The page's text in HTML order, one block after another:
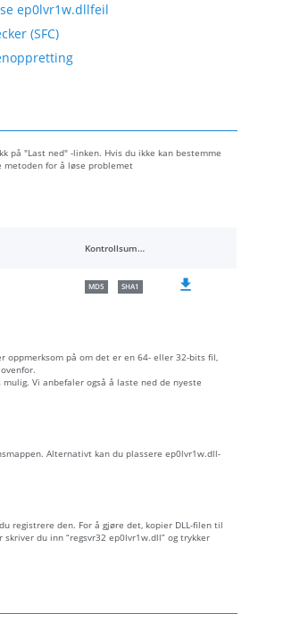
ep0lvr1w.dllfeil
(SFC)
på "Last ned" -linken. Hvis du ikke kan bestemme
metoden for å løse problemet
Kontrollsummer
MD5 SHA1
oppmerksom på om det er en 64- eller 32-bits fil,
Vi anbefaler også å laste ned de nyeste
Alternativt kan du plassere ep0lvr1w.dll-
registrere den. For å gjøre det, kopier DLL-filen til
du inn “regsvr32 ep0lvr1w.dll” og trykker